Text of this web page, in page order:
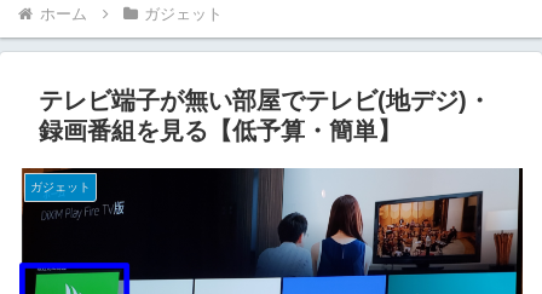
ホーム ガジェット
テレビ端子が無い部屋でテレビ(地デジ)・
録画番組を見る【低予算・簡単】
ガジェット